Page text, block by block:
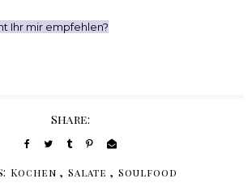
Ihr mir empfehlen?
Share:
Kochen , Salate , Soulfood